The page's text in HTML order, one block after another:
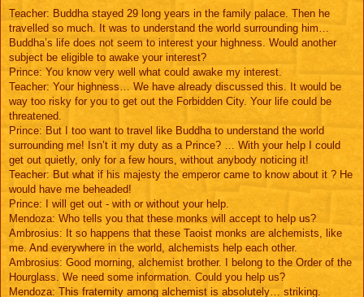
Teacher: Buddha stayed 29 long years in the family palace. Then he
travelled so much. It was to understand the world surrounding him…
Buddha’s life does not seem to interest your highness. Would another
subject be eligible to awake your interest?
Prince: You know very well what could awake my interest.
Teacher: Your highness… We have already discussed this. It would be
way too risky for you to get out the Forbidden City. Your life could be
threatened.
Prince: But I too want to travel like Buddha to understand the world
surrounding me! Isn’t it my duty as a Prince? … With your help I could
get out quietly, only for a few hours, without anybody noticing it!
Teacher: But what if his majesty the emperor came to know about it ? He
would have me beheaded!
Prince: I will get out - with or without your help.
Mendoza: Who tells you that these monks will accept to help us?
Ambrosius: It so happens that these Taoist monks are alchemists, like
me. And everywhere in the world, alchemists help each other.
Ambrosius: Good morning, alchemist brother. I belong to the Order of the
Hourglass. We need some information. Could you help us?
Mendoza: This fraternity among alchemist is absolutely… striking.